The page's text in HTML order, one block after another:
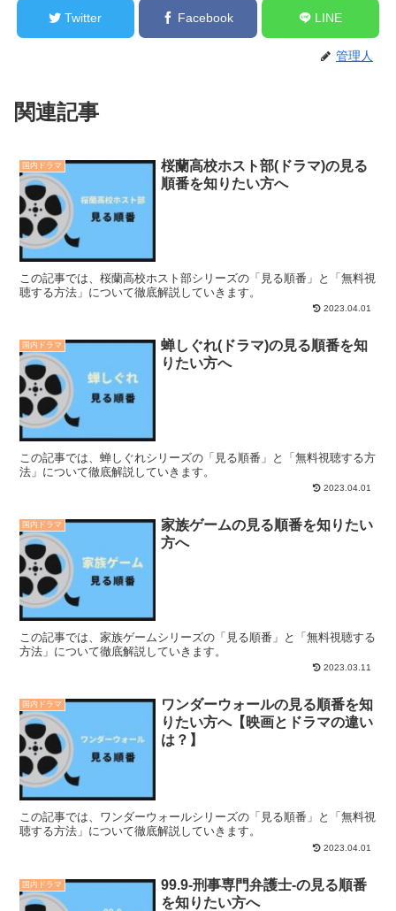
Twitter Facebook LINE
管理人
関連記事
国内ドラマ
桜蘭高校ホスト部(ドラマ)の見る
順番を知りたい方へ
この記事では、桜蘭高校ホスト部シリーズの「見る順番」と「無料視
聴する方法」について徹底解説していきます。
2023.04.01
国内ドラマ
蝉しぐれ(ドラマ)の見る順番を知
りたい方へ
この記事では、蝉しぐれシリーズの「見る順番」と「無料視聴する方
法」について徹底解説していきます。
2023.04.01
国内ドラマ
家族ゲームの見る順番を知りたい
方へ
この記事では、家族ゲームシリーズの「見る順番」と「無料視聴する
方法」について徹底解説していきます。
2023.03.11
国内ドラマ
ワンダーウォールの見る順番を知
りたい方へ【映画とドラマの違い
は？】
この記事では、ワンダーウォールシリーズの「見る順番」と「無料視
聴する方法」について徹底解説していきます。
2023.04.01
国内ドラマ
99.9-刑事専門弁護士-の見る順番
を知りたい方へ